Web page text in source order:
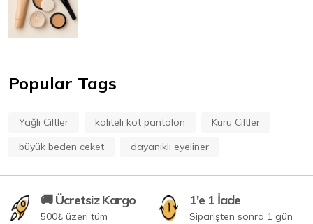
Popular Tags
Yağlı Ciltler kaliteli kot pantolon
Kuru Ciltler
büyük beden ceket
dayanıklı eyeliner
🚚 Ücretsiz Kargo
500₺ üzeri tüm
1'e 1 İade
Siparişten sonra 1 gün